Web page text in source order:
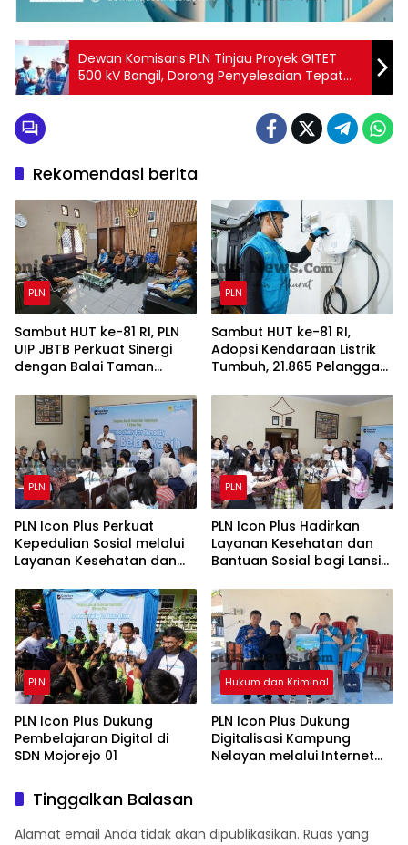
Dewan Komisaris PLN Tinjau Proyek GITET
500 kV Bangil, Dorong Penyelesaian Tepat
Waktu untuk Perkuat Keandalan Sistem
Kelistrikan Jamali sebagai Kinerja PLN
Rekomendasi berita
PLN
Sambut HUT ke-81 RI, PLN
UIP JBTB Perkuat Sinergi
dengan Balai Taman
Kajian Rencana Proyek
SUTET 500 kV Paiton–
Watudodol/Kalipuro
PLN
Sambut HUT ke-81 RI,
Adopsi Kendaraan Listrik
Tumbuh, 21.865 Pelanggan
Charging Services PLN
pada Semester I 2026
PLN
PLN Icon Plus Perkuat
Kepedulian Sosial melalui
Layanan Kesehatan dan
bagi Lansia di Malang
PLN
PLN Icon Plus Hadirkan
Layanan Kesehatan dan
Bantuan Sosial bagi Lansia
Malang
PLN
PLN Icon Plus Dukung
Pembelajaran Digital di
SDN Mojorejo 01
Hukum dan Kriminal
PLN Icon Plus Dukung
Digitalisasi Kampung
Nelayan melalui Internet
Tinggalkan Balasan
Alamat email Anda tidak akan dipublikasikan. Ruas yang